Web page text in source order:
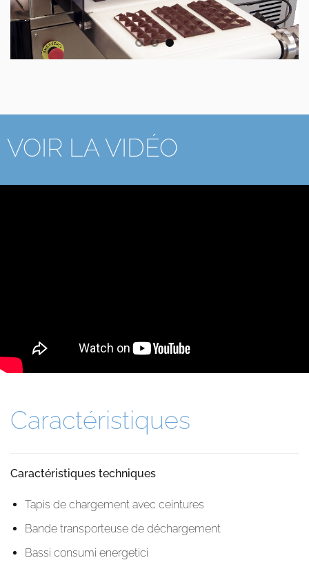
VOIR LA VIDÉO
Caractéristiques
Caractéristiques techniques
Tapis de chargement avec ceintures
Bande transporteuse de déchargement
Bassi consumi energetici